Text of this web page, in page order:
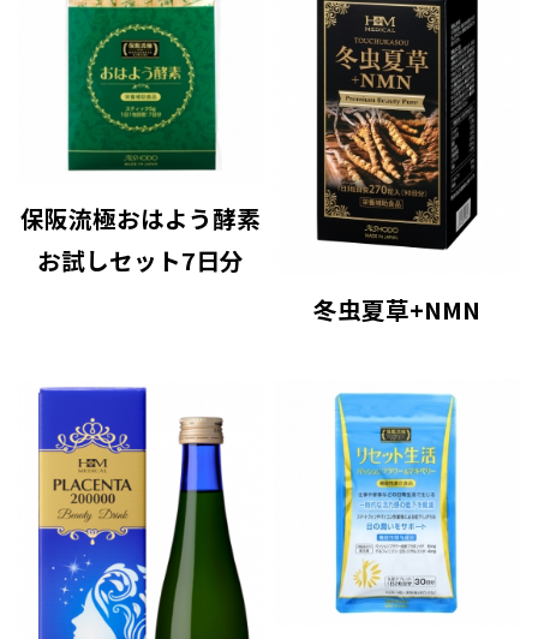
保阪流極おはよう酵素
お試しセット7日分
冬虫夏草+NMN